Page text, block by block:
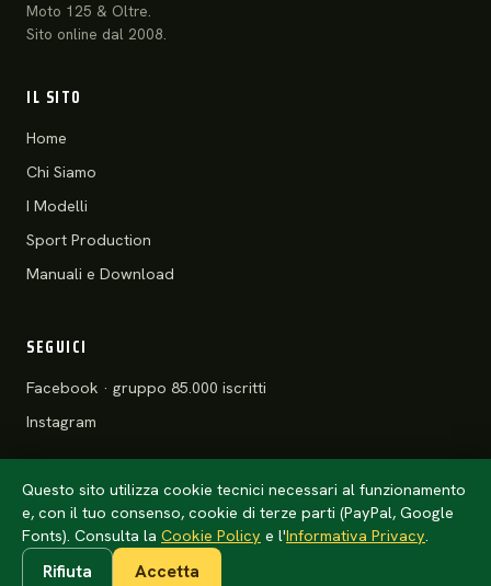
Moto 125 & Oltre.
Sito online dal 2008.
IL SITO
Home
Chi Siamo
I Modelli
Sport Production
Manuali e Download
SEGUICI
Facebook · gruppo 85.000 iscritti
Instagram
© 2026 Motoclub 125 Stradali ASD Privacy Policy·Cookie Policy
Anteprima · l'anno della tessera arriva da
Questo sito utilizza cookie tecnici necessari al funzionamento
e, con il tuo consenso, cookie di terze parti (PayPal, Google
Fonts). Consulta la Cookie Policy e l'Informativa Privacy.
Rifiuta Accetta